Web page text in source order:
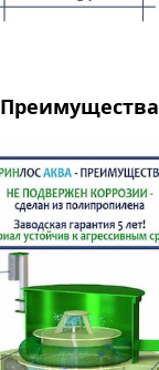
Преимущества